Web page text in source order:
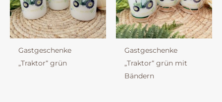
Gastgeschenke
„Traktor“ grün
Gastgeschenke
„Traktor“ grün mit
Bändern